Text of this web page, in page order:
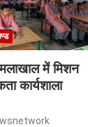
में मिशन
कार्यशाला